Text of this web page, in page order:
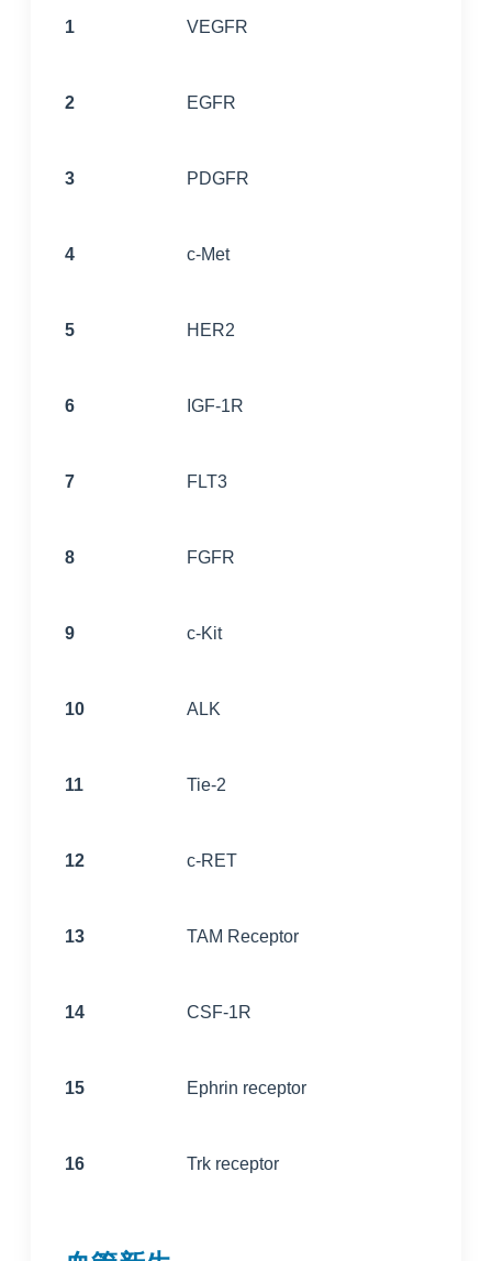
1 VEGFR
2 EGFR
3 PDGFR
4 c-Met
5 HER2
6 IGF-1R
7 FLT3
8 FGFR
9 c-Kit
10 ALK
11 Tie-2
12 c-RET
13 TAM Receptor
14 CSF-1R
15 Ephrin receptor
16 Trk receptor